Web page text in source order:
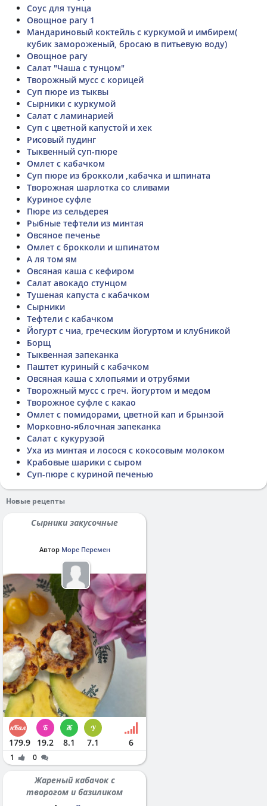
Соус для тунца
Овощное рагу 1
Мандариновый коктейль с куркумой и имбирем(
кубик замороженый, бросаю в питьевую воду)
Овощное рагу
Салат "Чаша с тунцом"
Творожный мусс с корицей
Суп пюре из тыквы
Сырники с куркумой
Салат с ламинарией
Суп с цветной капустой и хек
Рисовый пудинг
Тыквенный суп-пюре
Омлет с кабачком
Суп пюре из брокколи ,кабачка и шпината
Творожная шарлотка со сливами
Куриное суфле
Пюре из сельдерея
Рыбные тефтели из минтая
Овсяное печенье
Омлет с брокколи и шпинатом
А ля том ям
Овсяная каша с кефиром
Салат авокадо стунцом
Тушеная капуста с кабачком
Сырники
Тефтели с кабачком
Йогурт с чиа, греческим йогуртом и клубникой
Борщ
Тыквенная запеканка
Паштет куриный с кабачком
Овсяная каша с хлопьями и отрубями
Творожный мусс с греч. йогуртом и медом
Творожное суфле с какао
Омлет с помидорами, цветной кап и брынзой
Морковно-яблочная запеканка
Салат с кукурузой
Уха из минтая и лосося с кокосовым молоком
Крабовые шарики с сыром
Суп-пюре с куриной печенью
Новые рецепты
Сырники закусочные
Автор Море Перемен
179.9 19.2 8.1 7.1 6
1 0
Жареный кабачок с
творогом и базиликом